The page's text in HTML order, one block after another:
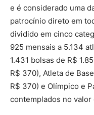
e é considerado uma
patrocínio direto em
dividido em cinco
925 mensais a 5.134
1.431 bolsas de R$
R$ 370), Atleta de
R$ 370) e Olímpico e
contemplados no valor